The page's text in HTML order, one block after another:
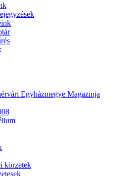
Egyházmegye Magazinja
körzetek